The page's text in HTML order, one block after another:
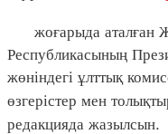
жоғарыда аталған
Республикасының
жөніндегі ұлттық
өзгерістер мен
редакцияда жазылсын.